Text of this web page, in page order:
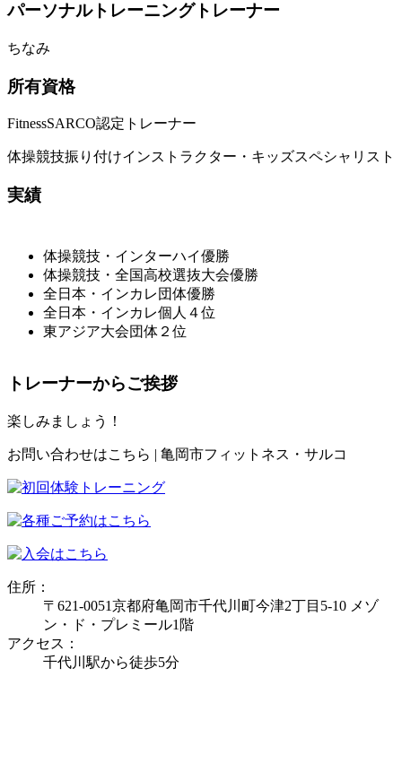
パーソナルトレーニングトレーナー
ちなみ
所有資格
FitnessSARCO認定トレーナー
体操競技振り付けインストラクター・キッズスペシャリスト
実績
体操競技・インターハイ優勝
体操競技・全国高校選抜大会優勝
全日本・インカレ団体優勝
全日本・インカレ個人４位
東アジア大会団体２位
トレーナーからご挨拶
楽しみましょう！
お問い合わせはこちら | 亀岡市フィットネス・サルコ
住所：
〒621-0051京都府亀岡市千代川町今津2丁目5-10 メゾ
ン・ド・プレミール1階
アクセス：
千代川駅から徒歩5分